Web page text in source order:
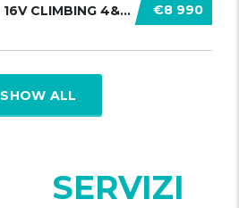
€8 990
FIAT PANDA 1.3 MJT 16V CLIMBING 4&# .......
SHOW ALL
SERVIZI